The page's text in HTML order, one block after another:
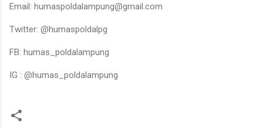
Email: humaspoldalampung@gmail.com
Twitter: @humaspoldalpg
FB: humas_poldalampung
IG : @humas_poldalampung